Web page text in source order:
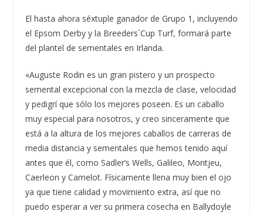
El hasta ahora séxtuple ganador de Grupo 1, incluyendo
el Epsom Derby y la Breeders´Cup Turf, formará parte
del plantel de sementales en Irlanda.
«Auguste Rodin es un gran pistero y un prospecto
semental excepcional con la mezcla de clase, velocidad
y pedigrí que sólo los mejores poseen. Es un caballo
muy especial para nosotros, y creo sinceramente que
está a la altura de los mejores caballos de carreras de
media distancia y sementales que hemos tenido aquí
antes que él, como Sadler’s Wells, Galileo, Montjeu,
Caerleon y Camelot. Físicamente llena muy bien el ojo
ya que tiene calidad y movimiento extra, así que no
puedo esperar a ver su primera cosecha en Ballydoyle